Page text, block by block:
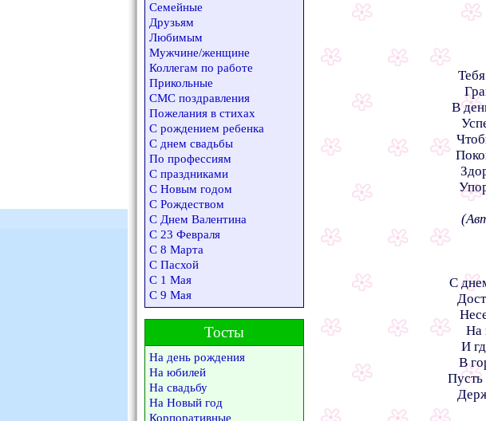
В
С
На
И
В
Пусть
Семейные
Друзьям
Любимым
Мужчине/женщине
Коллегам по работе
Прикольные
СМС поздравления
Пожелания в стихах
С рождением ребенка
С днем свадьбы
По профессиям
С праздниками
С Новым годом
С Рождеством
С Днем Валентина
С 23 Февраля
С 8 Марта
С Пасхой
С 1 Мая
С 9 Мая
Тосты
На день рождения
На юбилей
На свадьбу
На Новый год
Корпоративные